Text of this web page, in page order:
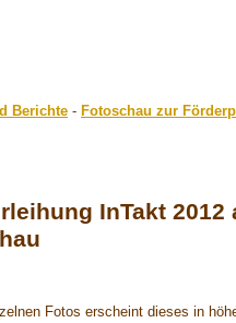
Berichte - Fotoschau zur
InTakt 2012
Fotos erscheint dieses in